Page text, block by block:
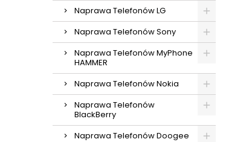
Naprawa Telefonów LG
Naprawa Telefonów Sony
Naprawa Telefonów MyPhone
HAMMER
Naprawa Telefonów Nokia
Naprawa Telefonów
BlackBerry
Naprawa Telefonów Doogee